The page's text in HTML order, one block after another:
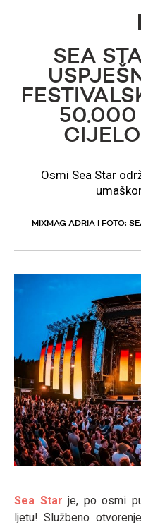
SEA
50.000
Osmi Sea Star
MIXMAG ADRIA I FOTO:
Sea Star je, po osmi
ljetu! Službeno